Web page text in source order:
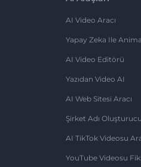
AI Video Aracı
Yapay Zeka Ile
AI Video Editörü
Yazıdan Video AI
AI Web Sitesi Aracı
Şirket Adı Oluşturucu
AI TikTok Videosu
YouTube Videosu